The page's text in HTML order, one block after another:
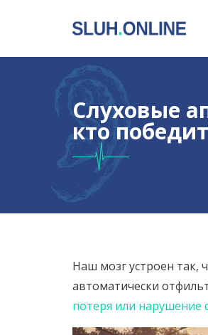
Слуховые
кто
Наш мозг устроен так,
автоматически
потеря или нарушение